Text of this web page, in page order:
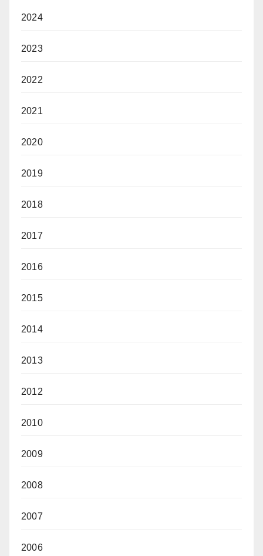
2024
2023
2022
2021
2020
2019
2018
2017
2016
2015
2014
2013
2012
2010
2009
2008
2007
2006